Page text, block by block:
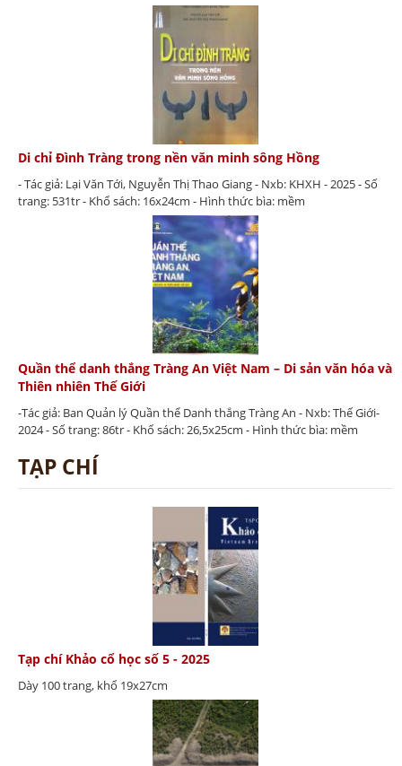
Di chỉ Đình Tràng trong nền văn minh sông Hồng
- Tác giả: Lại Văn Tới, Nguyễn Thị Thao Giang - Nxb: KHXH - 2025 - Số
trang: 531tr - Khổ sách: 16x24cm - Hình thức bìa: mềm
Quần thể danh thắng Tràng An Việt Nam – Di sản văn hóa và
Thiên nhiên Thế Giới
-Tác giả: Ban Quản lý Quần thể Danh thắng Tràng An - Nxb: Thế Giới-
2024 - Số trang: 86tr - Khổ sách: 26,5x25cm - Hình thức bìa: mềm
TẠP CHÍ
Tạp chí Khảo cổ học số 5 - 2025
Dày 100 trang, khổ 19x27cm